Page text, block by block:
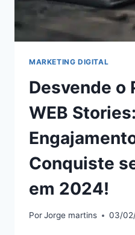
MARKETING DIGITAL
Desvende o
WEB
Conquiste
em 2024!
PorJorge martins 03/